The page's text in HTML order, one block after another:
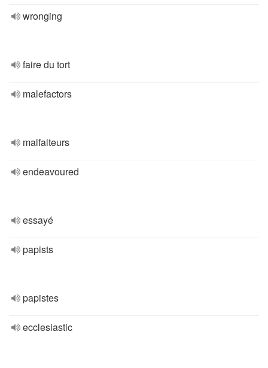
wronging
faire du tort
malefactors
malfaiteurs
endeavoured
essayé
papists
papistes
ecclesiastic